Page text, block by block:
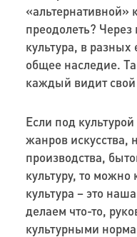
«альтернативной»
преодолеть? Через
культура, в
общее наследие.
каждый видит
Если под
жанров искусства,
производства,
культуру, то можно
культура – это
делаем что-то,
культурными